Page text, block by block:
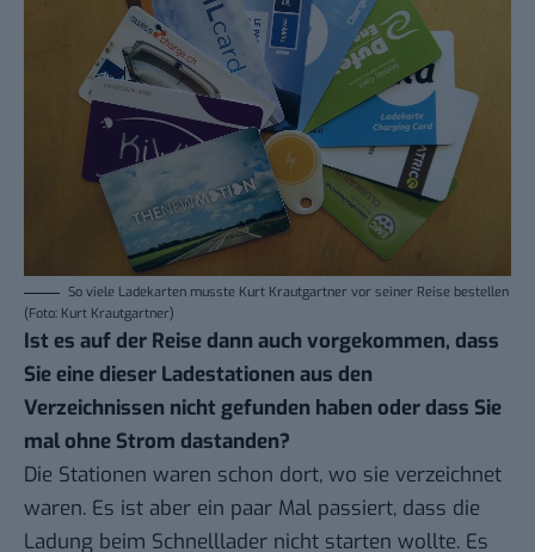
So viele Ladekarten musste Kurt Krautgartner vor seiner Reise bestellen
(Foto: Kurt Krautgartner)
Ist es auf der Reise dann auch vorgekommen, dass
Sie eine dieser Ladestationen aus den
Verzeichnissen nicht gefunden haben oder dass Sie
mal ohne Strom dastanden?
Die Stationen waren schon dort, wo sie verzeichnet
waren. Es ist aber ein paar Mal passiert, dass die
Ladung beim Schnelllader nicht starten wollte. Es